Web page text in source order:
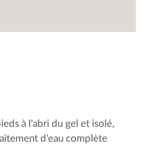
à l'abri du gel et isolé,
d'eau complète